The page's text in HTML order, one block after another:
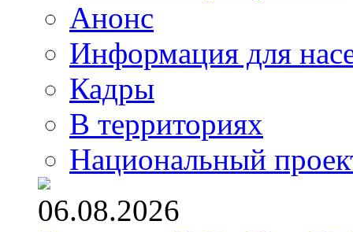
Анонс
Информация для
Кадры
В территориях
Национальный
06.08.2026